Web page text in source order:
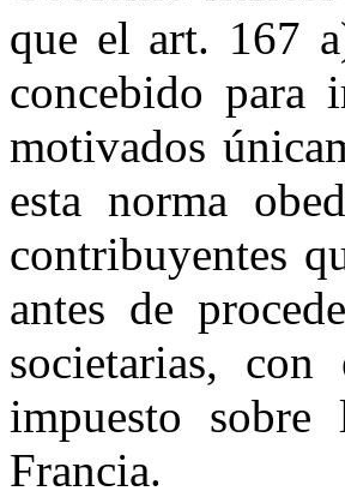
que el art. 167
concebido para
motivados
esta norma
contribuyentes
antes de
societarias,
impuesto
Francia.